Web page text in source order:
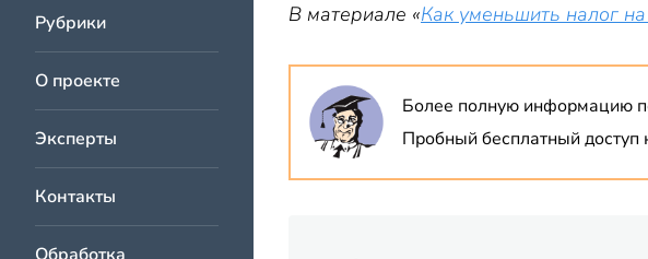
Рубрики
О проекте
Эксперты
Контакты
В материале «Как уменьшить налог
Более полную информацию
Пробный бесплатный доступ